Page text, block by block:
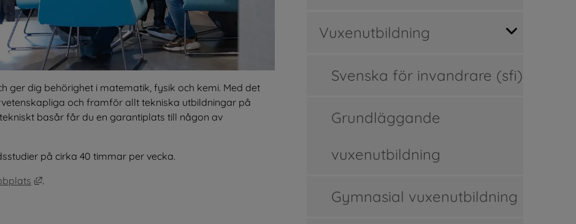
ger dig behörighet i matematik, fysik och kemi. Med det
och framför allt tekniska utbildningar på
basår får du en garantiplats till någon av
på cirka 40 timmar per vecka.
Länk till annan webbplats, öppnas i nytt fönster.
.
Vuxenutbildning
Svenska för invandrare (sfi)
Grundläggande
vuxenutbildning
Gymnasial vuxenutbildning